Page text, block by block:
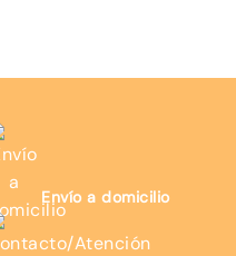
Envío a domicilio